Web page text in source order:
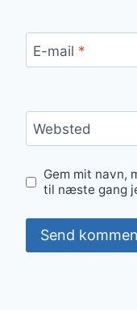
E-mail *
Websted
Gem mit navn,
til næste gang